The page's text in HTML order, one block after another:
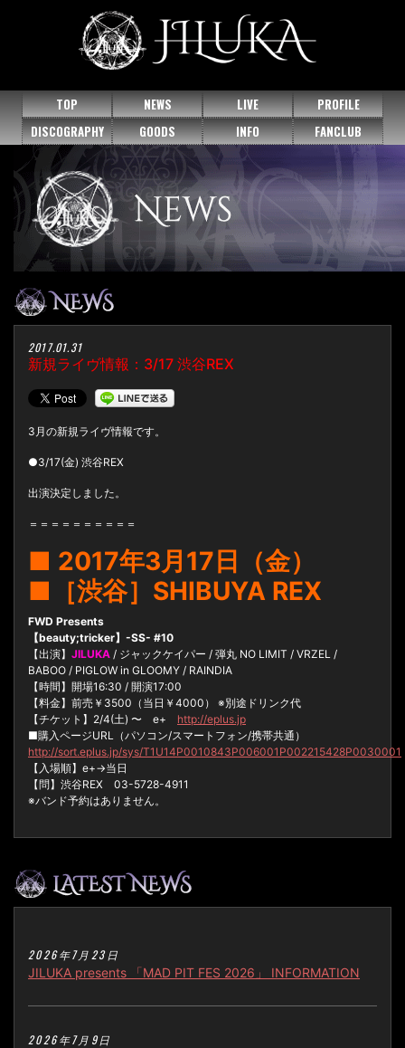
TOP NEWS LIVE
PROFILE
DISCOGRAPHY
GOODS INFO FANCLUB
2017.01.31
新規ライヴ情報：3/17 渋谷REX
3月の新規ライヴ情報です。
●3/17(金) 渋谷REX
出演決定しました。
＝＝＝＝＝＝＝＝＝＝
■ 2017年3月17日（金）
■［渋谷］SHIBUYA REX
FWD Presents
【beauty;tricker】-SS- #10
【出演】 JILUKA / ジャックケイパー / 弾丸 NO LIMIT / VRZEL /
BABOO / PIGLOW in GLOOMY / RAINDIA
【時間】開場16:30 / 開演17:00
【料金】前売￥3500（当日￥4000） ※別途ドリンク代
【チケット】2/4(土) 〜 e+ http://eplus.jp
■購入ページURL（パソコン/スマートフォン/携帯共通）
http://sort.eplus.jp/sys/T1U14P0010843P006001P002215428P0030001
【入場順】e+→当日
【問】渋谷REX 03-5728-4911
※バンド予約はありません。
2026年7月23日
JILUKA presents 「MAD PIT FES 2026」 INFORMATION
2026年7月9日